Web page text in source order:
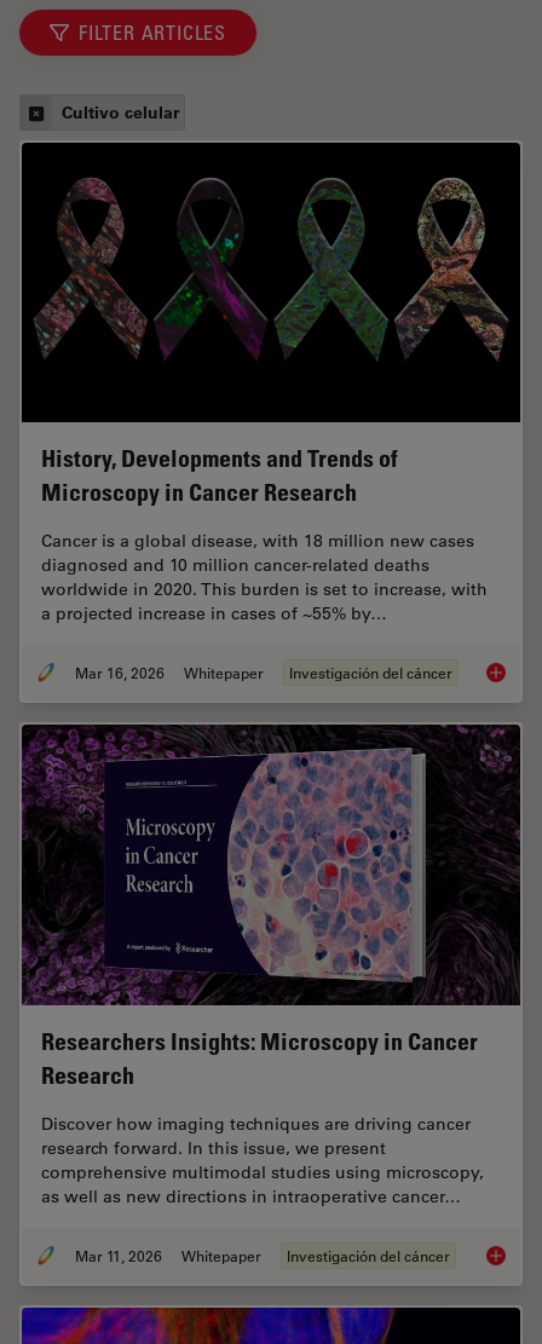
FILTER ARTICLES
Cultivo celular
History, Developments and Trends of
Microscopy in Cancer Research
Cancer is a global disease, with 18 million new cases
diagnosed and 10 million cancer-related deaths
worldwide in 2020. This burden is set to increase, with
a projected increase in cases of ~55% by…
Mar 16, 2026 Whitepaper Investigación del cáncer
Researchers Insights: Microscopy in Cancer
Research
Discover how imaging techniques are driving cancer
research forward. In this issue, we present
comprehensive multimodal studies using microscopy,
as well as new directions in intraoperative cancer…
Mar 11, 2026 Whitepaper Investigación del cáncer